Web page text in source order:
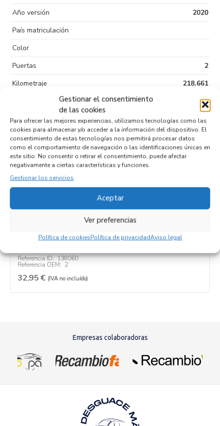
Gestionar el consentimiento
de las cookies
Para ofrecer las mejores experiencias, utilizamos tecnologías como las
cookies para almacenar y/o acceder a la información del dispositivo. El
consentimiento de estas tecnologías nos permitirá procesar datos
como el comportamiento de navegación o las identificaciones únicas en
este sitio. No consentir o retirar el consentimiento, puede afectar
negativamente a ciertas características y funciones.
Gestionar los servicios
Aceptar
Ver preferencias
Política de cookiesPolítica de privacidadAviso legal
Año versión
2020
País matriculación
Color
Puertas
2
Kilometraje
218.661
Diesel
Código motor
F1AGL4113
Código cambio
Productos relacionados
Recambios FIATDUCATO 3 CAMIÓN/VOLQUETE 35 (290)
Referencia ID: 138060
Referencia OEM: 2
32,95 € (IVA no incluído)
Empresas colaboradoras